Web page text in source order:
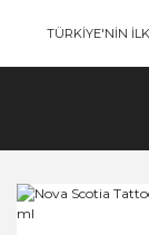
TÜRKİYE'NİN